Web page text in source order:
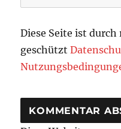
Diese Seite ist durch
geschützt